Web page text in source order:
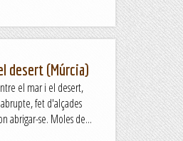
desert (Múrcia)
el mar i el desert,
fet d'alçades
abrigar-se. Moles de...